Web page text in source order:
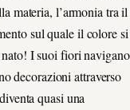
materia, l’armonia tra il
sul quale il colore si
I suoi fiori navigano
decorazioni attraverso
quasi una